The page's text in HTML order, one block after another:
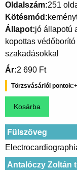
Oldalszám 251
Kötésmód
Állapot jó állapotú
kopottas
szakadásokkal
Ár 2 690 Ft
Törzsvásárlói pontok
Fülszöveg
Antalóczy Zoltán